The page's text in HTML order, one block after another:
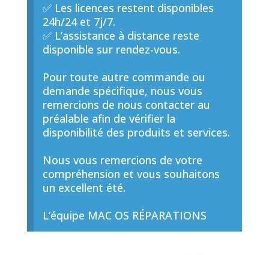
✅ Les licences restent disponibles
24h/24 et 7j/7.
✅ L’assistance à distance reste
disponible sur rendez-vous.
Pour toute autre commande ou
demande spécifique, nous vous
remercions de nous contacter au
préalable afin de vérifier la
disponibilité des produits et services.
Nous vous remercions de votre
compréhension et vous souhaitons
un excellent été.
L’équipe MAC OS RÉPARATIONS